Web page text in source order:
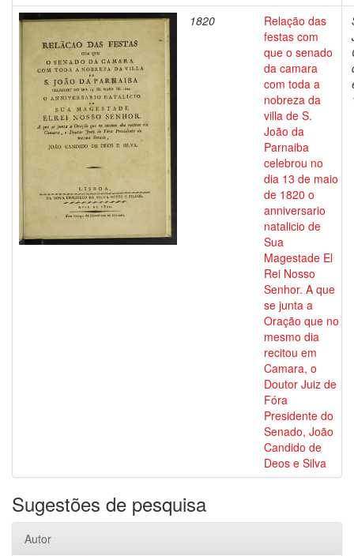
1820
Relação das
festas com
que o senado
da camara
com toda a
nobreza da
villa de S.
João da
Parnaiba
celebrou no
dia 13 de maio
de 1820 o
anniversario
natalicio de
Sua
Magestade El
Rei Nosso
Senhor. A que
se junta a
Oração que no
mesmo dia
recitou em
Camara, o
Doutor Juiz de
Fóra
Presidente do
Senado, João
Candido de
Deos e Silva
Sugestões de pesquisa
Autor